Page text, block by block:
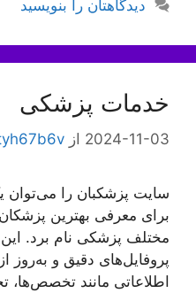
دیدگاهتان را بنویسید
خدمات پزشکی
2024-11-03 از
سایت پزشکبان را می‌توان
برای معرفی بهترین
مختلف پزشکی نام برد.
پروفایل‌های دقیق و به‌روز
اطلاعاتی مانند تخصص‌ها،